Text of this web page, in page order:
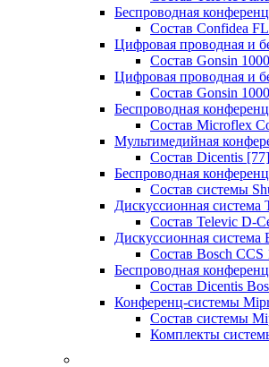
Беспроводная
Состав Confidea
Цифровая проводная и
Состав Gonsin
Цифровая проводная и
Состав Gonsin
Беспроводная
Состав Microflex
Мультимедийная
Состав Dicentis [77]
Беспроводная
Состав системы
Дискуссионная система
Состав Televic D-
Дискуссионная система
Состав Bosch CCS
Беспроводная
Состав Dicentis
Конференц-системы
Состав системы
Комплекты